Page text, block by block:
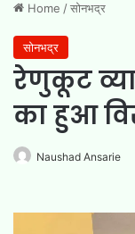
Home /सोनभद्र
सोनभद्र
रेणुकूट
का हुआ
Naushad Ansarie